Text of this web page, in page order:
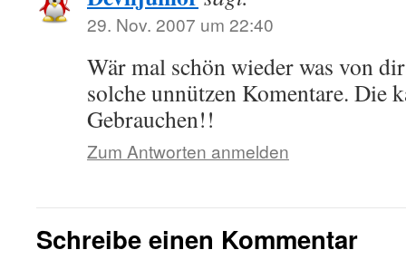
29. Nov. 2007 um 22:40
Wär mal schön wieder was von
solche unnützen Komentare. Die
Gebrauchen!!
Zum Antworten anmelden
Schreibe einen Kommentar